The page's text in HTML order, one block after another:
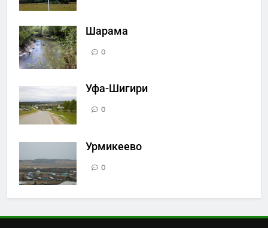
Шарама
0
Уфа-Шигири
0
Урмикеево
0